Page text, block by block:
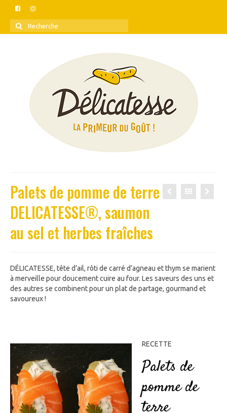
Rechercher
:
Palets de pomme de terre
DELICATESSE®, saumon
au sel et herbes fraîches
DÉLICATESSE, tête d’ail, rôti de carré d’agneau et thym se marient
à merveille pour doucement cuire au four. Les saveurs des uns et
des autres se combinent pour un plat de partage, gourmand et
savoureux !
RECETTE
Palets de
pomme de
terre